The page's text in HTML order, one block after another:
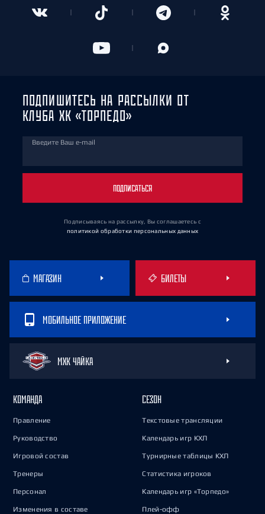
ПОДПИШИТЕСЬ НА РАССЫЛКИ ОТ
КЛУБА ХК «ТОРПЕДО»
Введите Ваш e-mail
ПОДПИСАТЬСЯ
Подписываясь на рассылку, Вы соглашаетесь с
политикой обработки персональных данных
МАГАЗИН БИЛЕТЫ
МОБИЛЬНОЕ ПРИЛОЖЕНИЕ
МХК ЧАЙКА
КОМАНДА
Правление
Руководство
Игровой состав
Тренеры
Персонал
Изменения в составе
СЕЗОН
Текстовые трансляции
Календарь игр КХЛ
Турнирные таблицы КХЛ
Статистика игроков
Календарь игр «Торпедо»
Плей-офф